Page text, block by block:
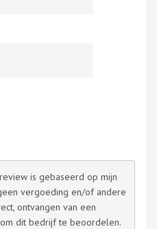
is gebaseerd op mijn
vergoeding en/of andere
ontvangen van een
dit bedrijf te beoordelen.